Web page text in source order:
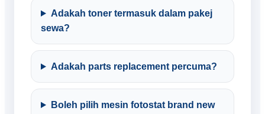
Adakah toner termasuk dalam pakej
sewa?
Adakah parts replacement percuma?
Boleh pilih mesin fotostat brand new